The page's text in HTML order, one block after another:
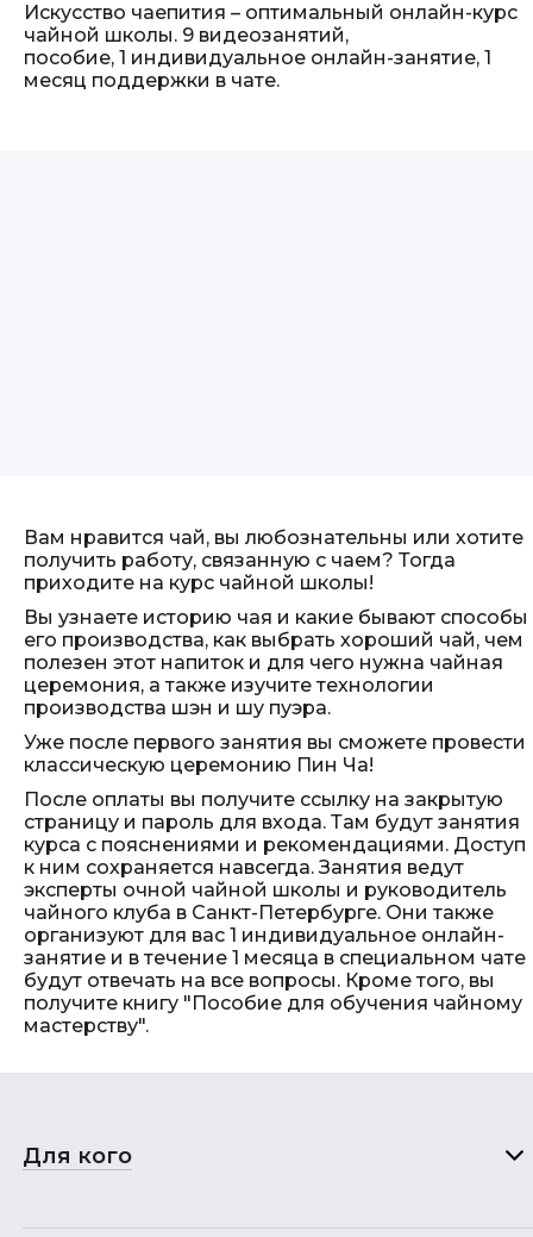
Искусство чаепития – оптимальный онлайн-курс
чайной школы. 9 видеозанятий,
пособие, 1 индивидуальное онлайн-занятие, 1
месяц поддержки в чате.
Вам нравится чай, вы любознательны или хотите
получить работу, связанную с чаем? Тогда
приходите на курс чайной школы!
Вы узнаете историю чая и какие бывают способы
его производства, как выбрать хороший чай, чем
полезен этот напиток и для чего нужна чайная
церемония, а также изучите технологии
производства шэн и шу пуэра.
Уже после первого занятия вы сможете провести
классическую церемонию Пин Ча!
После оплаты вы получите ссылку на закрытую
страницу и пароль для входа. Там будут занятия
курса с пояснениями и рекомендациями. Доступ
к ним сохраняется навсегда. Занятия ведут
эксперты очной чайной школы и руководитель
чайного клуба в Санкт-Петербурге. Они также
организуют для вас 1 индивидуальное онлайн-
занятие и в течение 1 месяца в специальном чате
будут отвечать на все вопросы. Кроме того, вы
получите книгу "Пособие для обучения чайному
мастерству".
Для кого